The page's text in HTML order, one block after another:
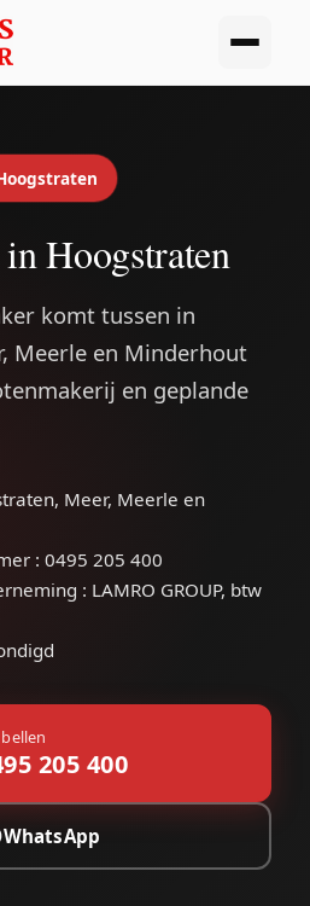
Hoogstraten
komt tussen in
Meerle en Minderhout
en geplande
Meer, Meerle en
: 0495 205 400
: LAMRO GROUP, btw
205 400
WhatsApp